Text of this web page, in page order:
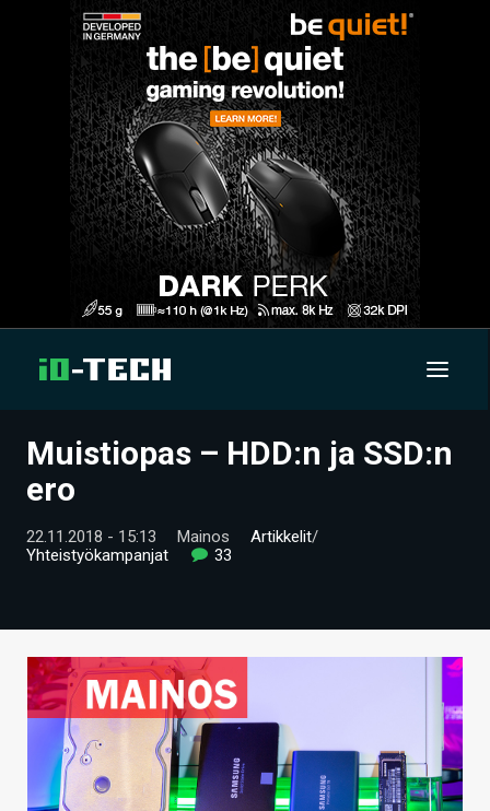
UUTISET
VIDEOT
TIETOA
HINTA.FI
KAUPPA
VAIHDA TEEMA
Muistiopas – HDD:n ja SSD:n
ero
22.11.2018 - 15:13 Mainos Artikkelit/
Yhteistyökampanjat
33